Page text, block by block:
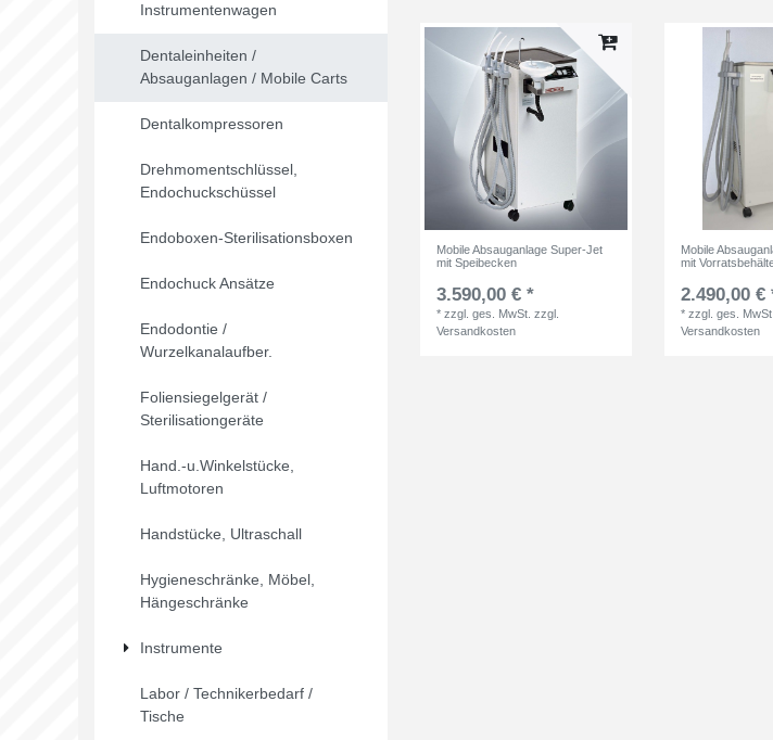
Instrumentenwagen
Dentaleinheiten /
Absauganlagen / Mobile Carts
Dentalkompressoren
Drehmomentschlüssel,
Endochuckschüssel
Endoboxen-Sterilisationsboxen
Endochuck Ansätze
Endodontie /
Wurzelkanalaufber.
Foliensiegelgerät /
Sterilisationgeräte
Hand.-u.Winkelstücke,
Luftmotoren
Handstücke, Ultraschall
Hygieneschränke, Möbel,
Hängeschränke
Instrumente
Labor / Technikerbedarf /
Tische
Mobile Absauganlage Super-Jet
mit Speibecken
3.590,00 € *
*zzgl. ges. MwSt. zzgl.
Versandkosten
Mobile
mit
2.490,00 €
*zzgl. ges. MwSt.
Versandkosten